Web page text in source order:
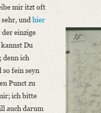
1788 ‒ 15. Juli 1797). Mit
in die Finsterniß und
- Staats- und
hs. m. U.
mir itzt oft
und hier
einzige
Du
denn ich
fein seyn
Punct zu
ich bitte
auch darum